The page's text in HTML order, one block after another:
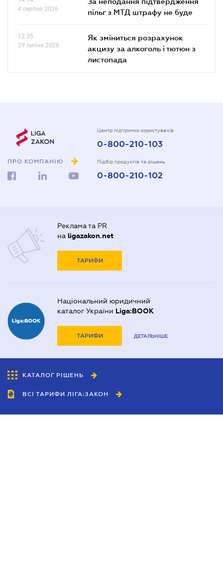
4 серпня 2026
пільг з МТД штрафу не буде
12.35
29 липня 2026
Як зміниться розрахунок
акцизу за алкоголь і тютюн з
листопада
ПРО КОМПАНІЮ
Центр підтримки користувачів
0-800-210-103
Підбір продуктів та рішень
0-800-210-102
Реклама та PR
на ligazakon.net
ТАРИФИ
Національний юридичний
каталог України Liga:BOOK
ТАРИФИ ДЕТАЛЬНІШЕ
КАТАЛОГ РІШЕНЬ
ВСІ ТАРИФИ ЛІГА:ЗАКОН